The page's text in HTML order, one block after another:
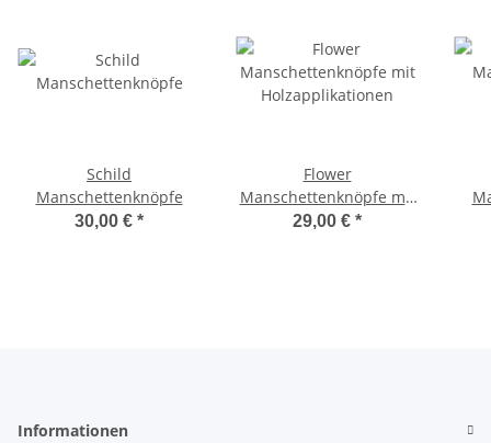
Schild
Manschettenknöpfe
30,00 € *
Flower
Manschettenknöpfe mit
Holzapplikationen
29,00 € *
Informationen